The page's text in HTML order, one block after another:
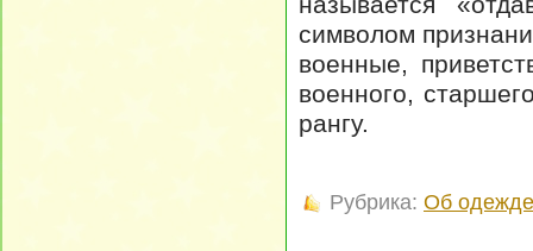
символом
военные,
военного,
рангу.
Рубрика: Об одежде